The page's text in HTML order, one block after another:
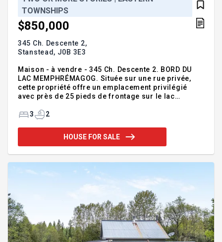
TOWNSHIPS
$850,000
345 Ch. Descente 2,
Stanstead, J0B 3E3
Maison - à vendre - 345 Ch. Descente 2. BORD DU
LAC MEMPHRÉMAGOG. Située sur une rue privée,
cette propriété offre un emplacement privilégié
avec près de 25 pieds de frontage sur le lac
578 pi². Le chalet comprend une grande véranda
salles de bains, 2 foyers au bois, un garage détaché
et un sauna. Une occasion exceptionnelle pour
Contact: Équipe Lacroix - (819) 847-0444 ie:
Courtiers immobiliers grou
3 2
HOUSE FOR SALE